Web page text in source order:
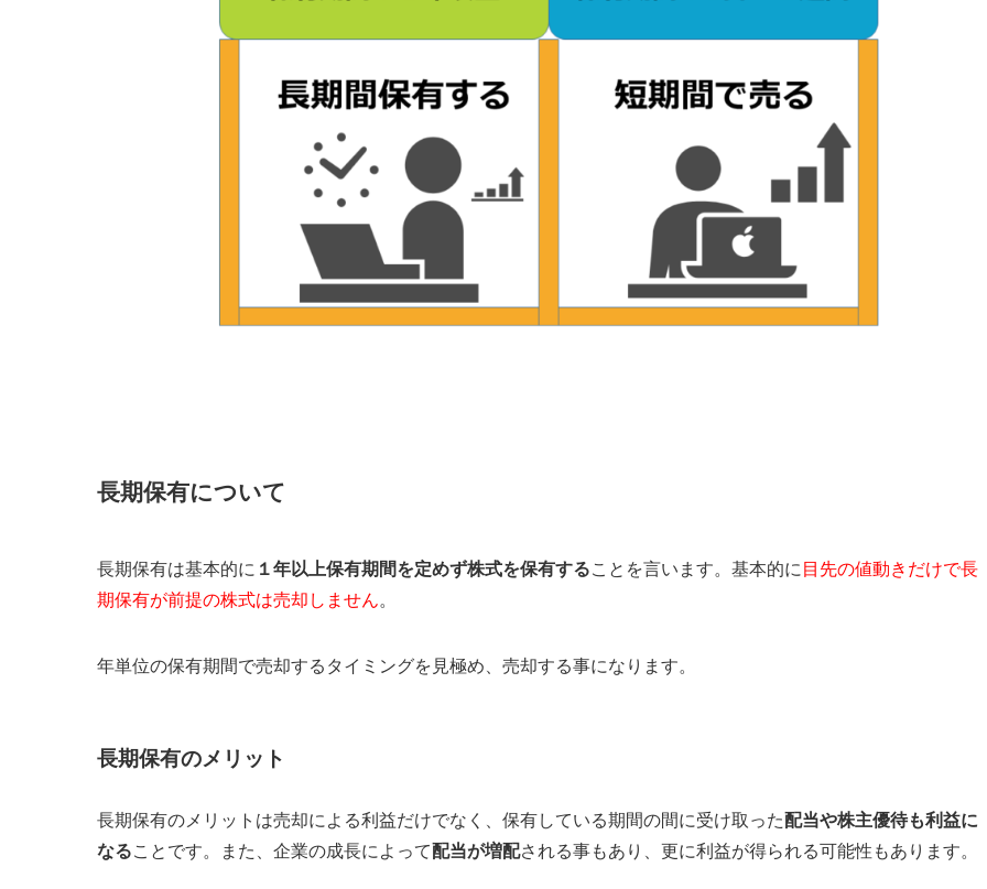
長期保有について
長期保有は基本的に １年以上保有期間を定めず株式を保有することを言います。基本的に 目先の値動きだけで長
期保有が前提の株式は売却しません。
年単位の保有期間で売却するタイミングを見極め、売却する事になります。
長期保有のメリット
長期保有のメリットは売却による利益だけでなく、保有している期間の間に受け取った配当や株主優待も利益に
なることです。また、企業の成長によって配当が増配される事もあり、更に利益が得られる可能性もあります。